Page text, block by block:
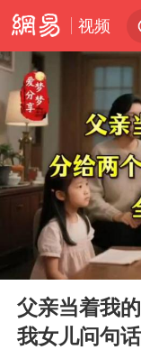
视频
Play
00:00
父亲当着我
我女儿问句